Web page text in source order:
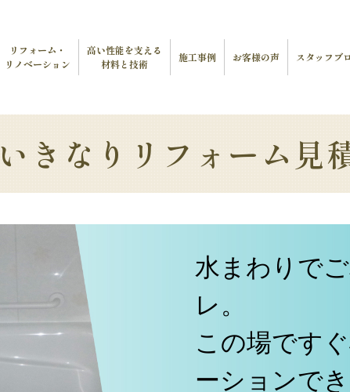
リフォーム・
リノベーション
高い性能を支える
材料と技術
施工事例 お客様の声 スタッフブ
いきなりリフォーム見
水まわりで
レ。
この場です
ーションで